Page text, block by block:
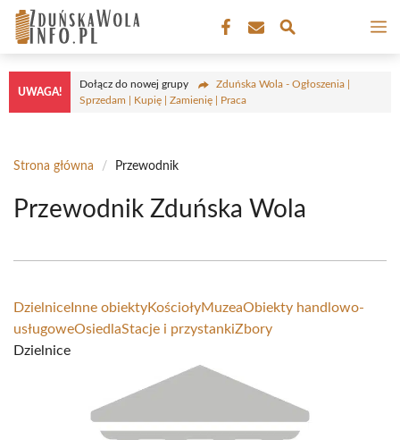
Przejdź
treści
UWAGA!
Dołącz do nowej grupy
Zduńska Wola - Ogłoszenia |
Sprzedam | Kupię | Zamienię | Praca
Strona główna / Przewodnik
Przewodnik Zduńska Wola
Dzielnice Inne obiektyKościołyMuzeaObiekty handlowo-
usługoweOsiedlaStacje i przystankiZbory
Dzielnice